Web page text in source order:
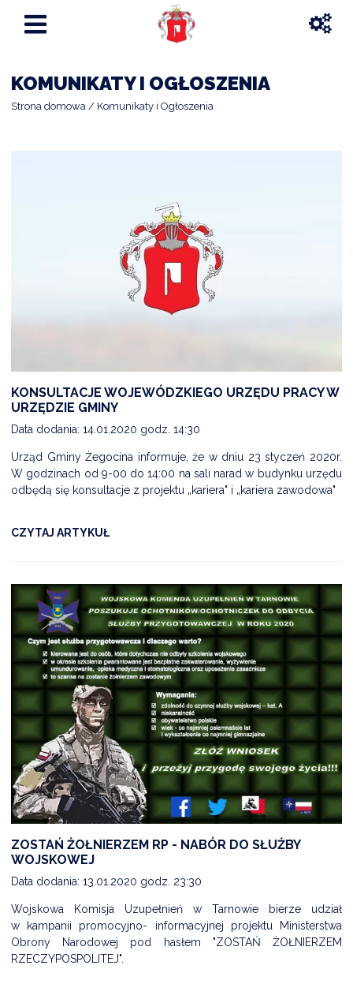
OBSŁUGI
CZYSTE POWIETRZE
EWIDENCJA EMISYJNOŚCI BUDYNKÓW (CEEB)
KOMUNIKATY I OGŁOSZENIA
Strona domowa Komunikaty i Ogłoszenia
KONSULTACJE WOJEWÓDZKIEGO URZĘDU PRACY W
URZĘDZIE GMINY
Data dodania: 14.01.2020 godz. 14:30
Urząd Gminy Żegocina informuje, że w dniu 23 styczeń 2020r.
W godzinach od 9-00 do 14:00 na sali narad w budynku urzędu
odbędą się konsultacje z projektu „kariera" i „kariera zawodowa"
CZYTAJ ARTYKUŁ
ZOSTAŃ ŻOŁNIERZEM RP - NABÓR DO SŁUŻBY
WOJSKOWEJ
Data dodania: 13.01.2020 godz. 23:30
Wojskowa Komisja Uzupełnień w Tarnowie bierze udział
w kampanii promocyjno- informacyjnej projektu Ministerstwa
Obrony Narodowej pod hasłem "ZOSTAŃ ŻOŁNIERZEM
RZECZYPOSPOLITEJ".